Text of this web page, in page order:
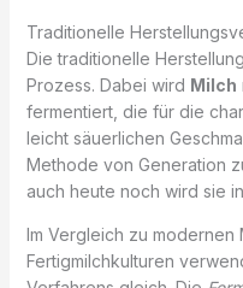
Traditionelle
Die traditionelle
Prozess. Dabei wird Milch
fermentiert, die für die
leicht säuerlichen
Methode von Generation
auch heute noch wird sie
Im Vergleich zu
Fertigmilchkulturen